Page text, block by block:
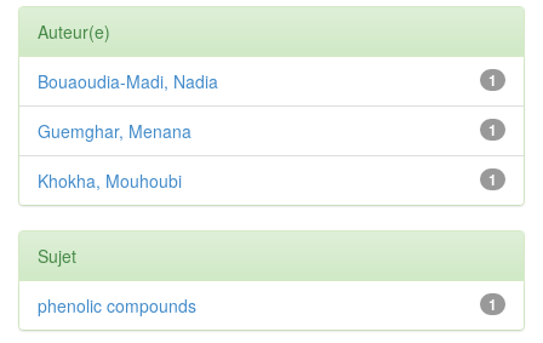
Auteur(e)
1
Bouaoudia-Madi, Nadia
1
Guemghar, Menana
1
Khokha, Mouhoubi
Sujet
1
phenolic compounds